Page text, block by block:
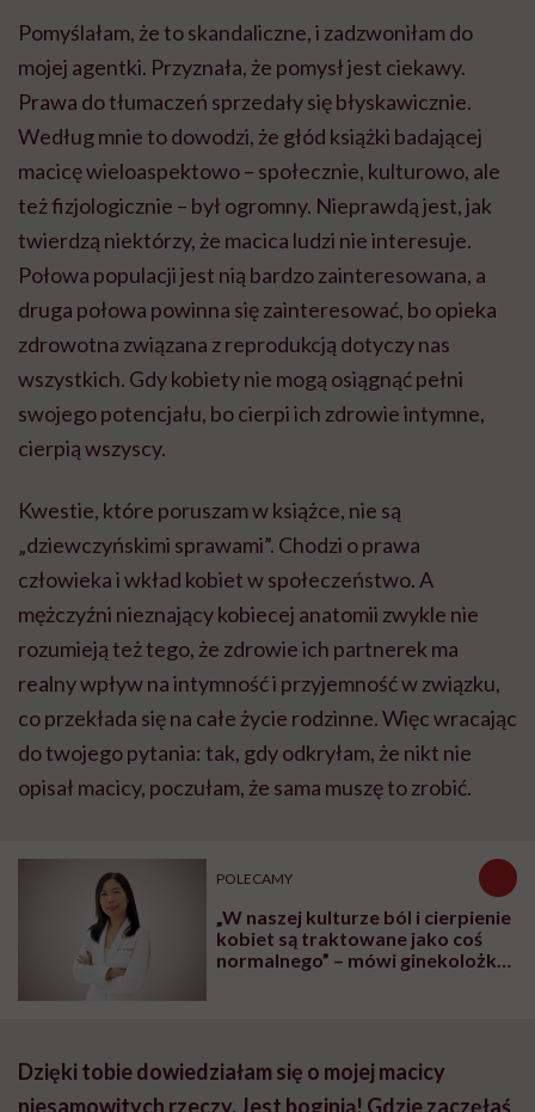
Pomyślałam, że to skandaliczne, i zadzwoniłam do
mojej agentki. Przyznała, że pomysł jest ciekawy.
Prawa do tłumaczeń sprzedały się błyskawicznie.
Według mnie to dowodzi, że głód książki badającej
macicę wieloaspektowo – społecznie, kulturowo, ale
też fizjologicznie – był ogromny. Nieprawdą jest, jak
twierdzą niektórzy, że macica ludzi nie interesuje.
Połowa populacji jest nią bardzo zainteresowana, a
druga połowa powinna się zainteresować, bo opieka
zdrowotna związana z reprodukcją dotyczy nas
wszystkich. Gdy kobiety nie mogą osiągnąć pełni
swojego potencjału, bo cierpi ich zdrowie intymne,
cierpią wszyscy.
Kwestie, które poruszam w książce, nie są
„dziewczyńskimi sprawami”. Chodzi o prawa
człowieka i wkład kobiet w społeczeństwo. A
mężczyźni nieznający kobiecej anatomii zwykle nie
rozumieją też tego, że zdrowie ich partnerek ma
realny wpływ na intymność i przyjemność w związku,
co przekłada się na całe życie rodzinne. Więc wracając
do twojego pytania: tak, gdy odkryłam, że nikt nie
opisał macicy, poczułam, że sama muszę to zrobić.
POLECAMY
„W naszej kulturze ból i cierpienie
kobiet są traktowane jako coś
normalnego” – mówi ginekolożka
Dzięki tobie dowiedziałam się o mojej macicy
niesamowitych rzeczy. Jest boginią! Gdzie zaczęłaś